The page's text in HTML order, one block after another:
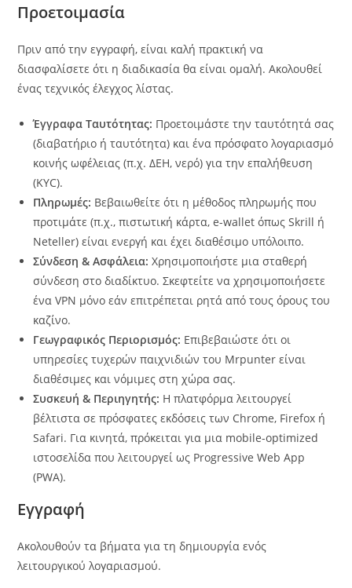
Προετοιμασία
Πριν από την εγγραφή, είναι καλή πρακτική να
διασφαλίσετε ότι η διαδικασία θα είναι ομαλή. Ακολουθεί
ένας τεχνικός έλεγχος λίστας.
Έγγραφα Ταυτότητας: Προετοιμάστε την ταυτότητά σας
(διαβατήριο ή ταυτότητα) και ένα πρόσφατο λογαριασμό
κοινής ωφέλειας (π.χ. ΔΕΗ, νερό) για την επαλήθευση
(KYC).
Πληρωμές: Βεβαιωθείτε ότι η μέθοδος πληρωμής που
προτιμάτε (π.χ., πιστωτική κάρτα, e-wallet όπως Skrill ή
Neteller) είναι ενεργή και έχει διαθέσιμο υπόλοιπο.
Σύνδεση & Ασφάλεια: Χρησιμοποιήστε μια σταθερή
σύνδεση στο διαδίκτυο. Σκεφτείτε να χρησιμοποιήσετε
ένα VPN μόνο εάν επιτρέπεται ρητά από τους όρους του
καζίνο.
Γεωγραφικός Περιορισμός: Επιβεβαιώστε ότι οι
υπηρεσίες τυχερών παιχνιδιών του Mrpunter είναι
διαθέσιμες και νόμιμες στη χώρα σας.
Συσκευή & Περιηγητής: Η πλατφόρμα λειτουργεί
βέλτιστα σε πρόσφατες εκδόσεις των Chrome, Firefox ή
Safari. Για κινητά, πρόκειται για μια mobile-optimized
ιστοσελίδα που λειτουργεί ως Progressive Web App
(PWA).
Εγγραφή
Ακολουθούν τα βήματα για τη δημιουργία ενός
λειτουργικού λογαριασμού.